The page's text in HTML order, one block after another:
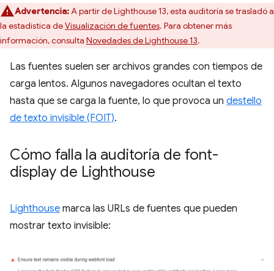
Advertencia:A partir de Lighthouse 13, esta auditoría se trasladó a
la estadística deVisualización de fuentes. Para obtener más
información, consulta Novedades de Lighthouse 13.
Las fuentes suelen ser archivos grandes con tiempos de
carga lentos. Algunos navegadores ocultan el texto
hasta que se carga la fuente, lo que provoca un destello
de texto invisible (FOIT).
Cómo falla la auditoría de font-
display de Lighthouse
Lighthouse marca las URLs de fuentes que pueden
mostrar texto invisible: